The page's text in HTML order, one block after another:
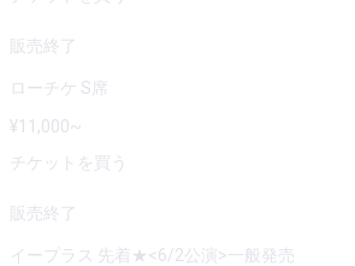
販売終了
ローチケ S席
¥11,000~
チケットを買う
販売終了
イープラス 先着★<6/2公演>一般発売